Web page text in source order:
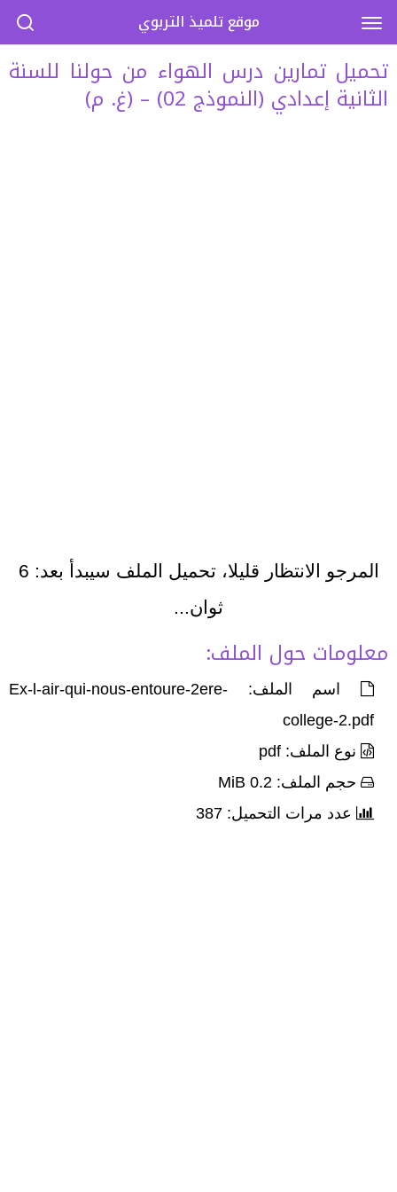
تحميل تمارين درس الهواء من حولنا للسنة
الثانية إعدادي (النموذج 02) – (غ. م)
المرجو الانتظار قليلا، تحميل الملف سيبدأ بعد: 6
ثوان...
معلومات حول الملف:
اسم الملف: Ex-l-air-qui-nous-entoure-2ere-
college-2.pdf
نوع الملف: pdf
حجم الملف: 0.2 MiB
عدد مرات التحميل: 387
موقع تلميذ التربوي